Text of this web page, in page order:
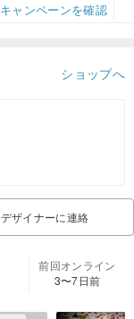
キャンペーンを確認
ショップへ
デザイナーに連絡
前回オンライン
3〜7日前